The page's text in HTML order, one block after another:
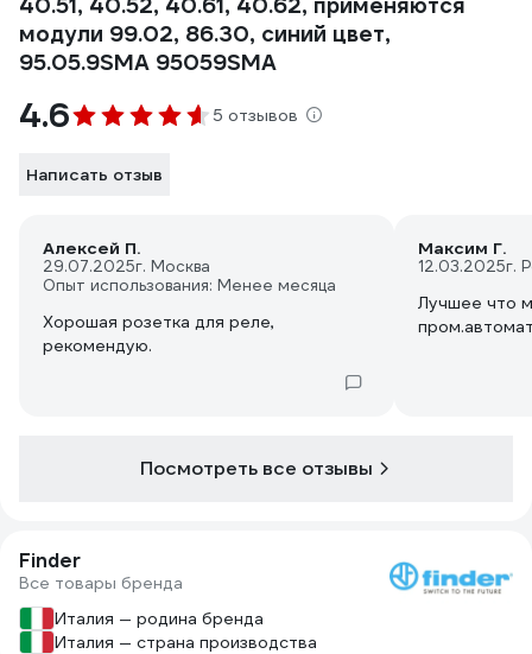
модули 99.02, 86.30, синий цвет,
95.05.9SMA 95059SMA
4.6 5 отзывов
Написать отзыв
Алексей П.
29.07.2025г. Москва
Опыт использования: Менее месяца
Хорошая розетка для реле,
рекомендую.
Максим Г.
12.03.2025г.
Лучшее что
Посмотреть все отзывы
Finder
Все товары бренда
Италия — родина бренда
Италия — страна производства